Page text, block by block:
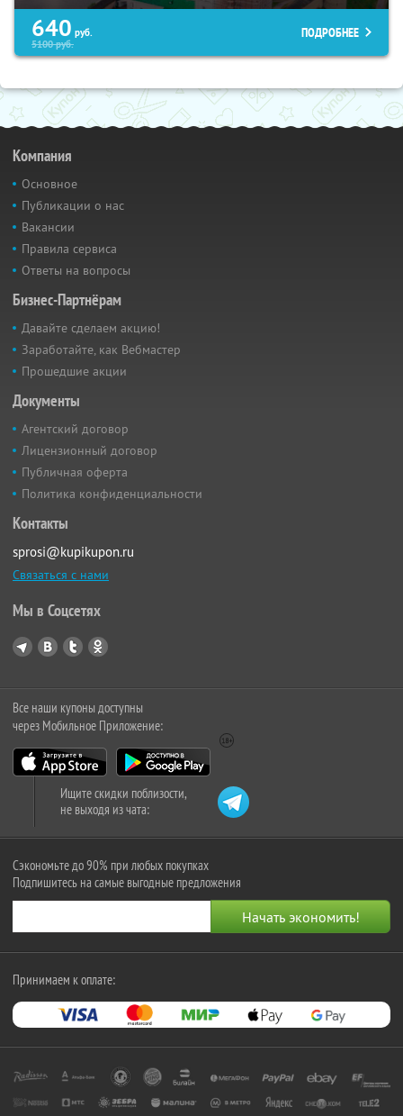
640 руб.
5100руб.
ПОДРОБНЕЕ
Компания
Основное
Публикации о нас
Вакансии
Правила сервиса
Ответы на вопросы
Бизнес-Партнёрам
Давайте сделаем акцию!
Заработайте, как Вебмастер
Прошедшие акции
Документы
Агентский договор
Лицензионный договор
Публичная оферта
Политика конфиденциальности
Контакты
sprosi@kupikupon.ru
Связаться с нами
Мы в Соцсетях
Все наши купоны доступны
через Мобильное Приложение:
Ищите скидки поблизости,
не выходя из чата:
Сэкономьте до 90% при любых покупках
Подпишитесь на самые выгодные предложения
Принимаем к оплате: